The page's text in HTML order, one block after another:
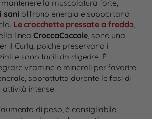
mantenere la muscolatura forte,
sani offrono energia e supportano
Le crocchette pressate a freddo,
linea CroccaCoccole, sono una
il Curly, poiché preservano i
e sono facili da digerire. È
vitamine e minerali per favorire
soprattutto durante le fasi di
attività intense.
di peso, è consigliabile